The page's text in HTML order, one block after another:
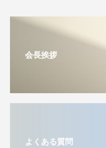
会長挨拶
よくある質問